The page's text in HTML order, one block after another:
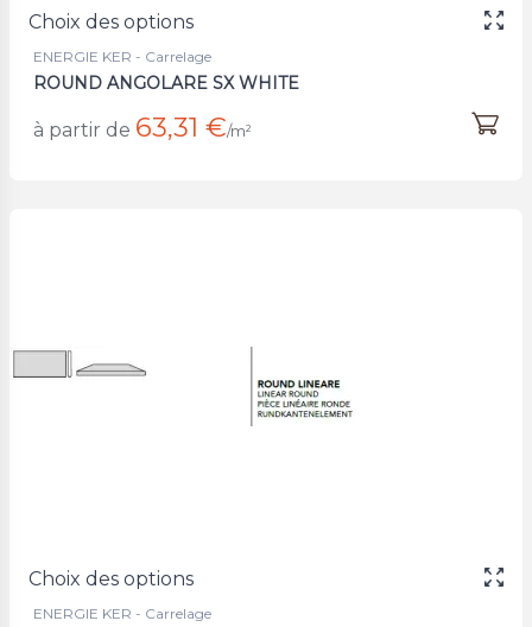
Choix des options
ENERGIE KER - Carrelage
ROUND ANGOLARE SX WHITE
à partir de 63,31 €/m²
Choix des options
ENERGIE KER - Carrelage